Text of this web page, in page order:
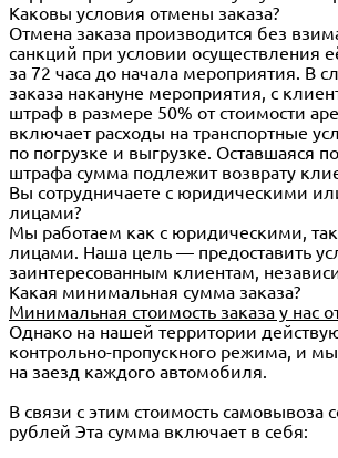
Каковы условия отмены заказа?
Отмена заказа производится без
санкций при условии осуществления
за 72 часа до начала мероприятия. В
заказа накануне мероприятия, с
штраф в размере 50% от стоимости
включает расходы на транспортные
по погрузке и выгрузке. Оставшаяся
штрафа сумма подлежит возврату
Вы сотрудничаете с юридическими
лицами?
Мы работаем как с юридическими,
лицами. Наша цель — предоставить
заинтересованным клиентам,
Какая минимальная сумма заказа?
Минимальная стоимость заказа у нас
Однако на нашей территории
контрольно-пропускного режима, и
на заезд каждого автомобиля.
В связи с этим стоимость самовывоза
рублей Эта сумма включает в себя: